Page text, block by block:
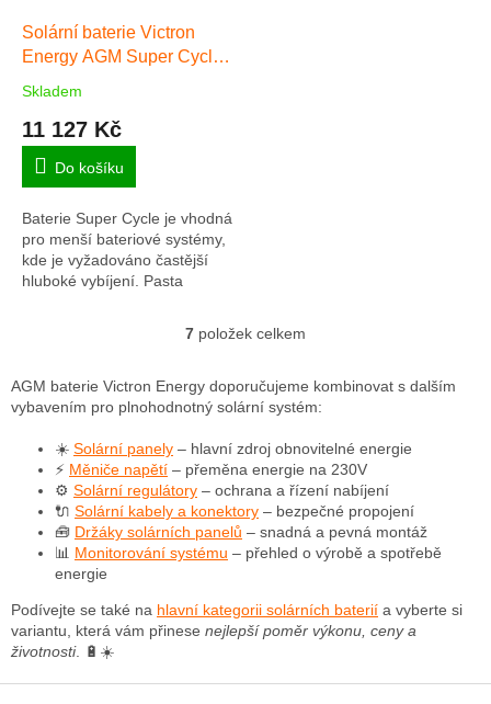
Solární baterie Victron
Energy AGM Super Cycle
Průměrné
produktu
5,0
5
hvězdiček.
Skladem
11 127 Kč
Do košíku
Baterie Super Cycle je vhodná
pro menší bateriové systémy,
kde je vyžadováno častější
hluboké vybíjení. Pasta
O
l
á
a
c
í
p
r
v
v
ý
7 položek celkem
AGM baterie Victron Energy doporučujeme kombinovat s dalším
vybavením pro plnohodnotný solární systém:
☀️ Solární panely – hlavní zdroj obnovitelné energie
⚡ Měniče napětí – přeměna energie na 230V
⚙️ Solární regulátory – ochrana a řízení nabíjení
🔌 Solární kabely a konektory – bezpečné propojení
🧰 Držáky solárních panelů – snadná a pevná montáž
📊 Monitorování systému – přehled o výrobě a spotřebě
energie
Podívejte se také na hlavní kategorii solárních baterií a vyberte si
variantu, která vám přinese nejlepší poměr výkonu, ceny a
životnosti. 🔋☀️